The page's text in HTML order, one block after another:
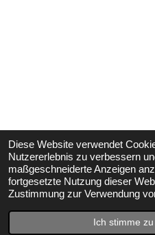
Diese Website verwendet
Nutzererlebnis zu verbessern
maßgeschneiderte Anzeigen
fortgesetzte Nutzung dieser
Zustimmung zur Verwendung
Ich stimme zu
© 2021 - 2026 StepsWorld
Mit Unterstützung von Webador